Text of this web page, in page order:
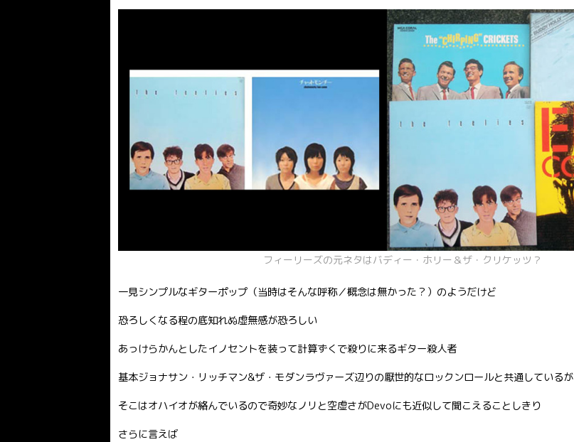
フィーリーズの元ネタはバディー・ホリー＆ザ・クリケッツ？
一見シンプルなギターポップ（当時はそんな呼称／概念は無かった？）のようだけど
恐ろしくなる程の底知れぬ虚無感が恐ろしい
あっけらかんとしたイノセントを装って計算ずくで殺りに来るギター殺人者
基本ジョナサン・リッチマン&ザ・モダンラヴァーズ辺りの厭世的なロックンロールと共通しているが
そこはオハイオが絡んでいるので奇妙なノリと空虚さがDevoにも近似して聞こえることしきり
さらに言えば